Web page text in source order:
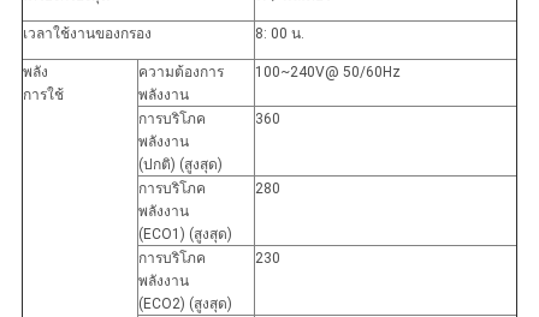
เวลาใช้งานของกรอง 8: 00 น.
พลัง
การใช้
ความต้องการ
พลังงาน
100~240V@ 50/60Hz
การบริโภค
พลังงาน
(ปกติ) (สูงสุด)
360
การบริโภค
พลังงาน
(ECO1) (สูงสุด)
280
การบริโภค
พลังงาน
(ECO2) (สูงสุด)
230